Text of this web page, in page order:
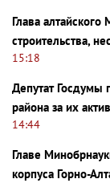
Глава
строительства,
15:18
Депутат Госдумы
района за их
14:44
Главе
корпуса Горно-